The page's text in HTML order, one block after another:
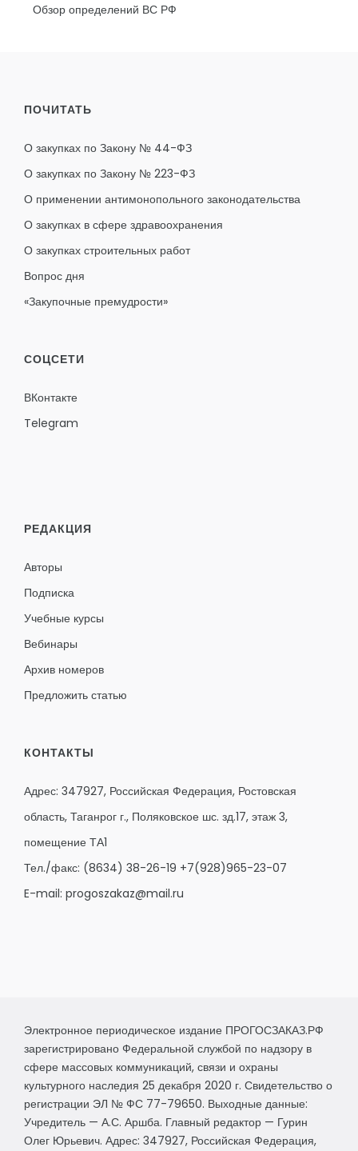
Обзор определений ВС РФ
ПОЧИТАТЬ
О закупках по Закону № 44-ФЗ
О закупках по Закону № 223-ФЗ
О применении антимонопольного законодательства
О закупках в сфере здравоохранения
О закупках строительных работ
Вопрос дня
«Закупочные премудрости»
СОЦСЕТИ
ВКонтакте
Telegram
РЕДАКЦИЯ
Авторы
Подписка
Учебные курсы
Вебинары
Архив номеров
Предложить статью
КОНТАКТЫ
Адрес: 347927, Российская Федерация, Ростовская
область, Таганрог г., Поляковское шс. зд.17, этаж 3,
помещение ТА1
Тел./факс: (8634) 38-26-19 +7(928)965-23-07
E-mail: progoszakaz@mail.ru
Электронное периодическое издание ПРОГОСЗАКАЗ.РФ
зарегистрировано Федеральной службой по надзору в
сфере массовых коммуникаций, связи и охраны
культурного наследия 25 декабря 2020 г. Свидетельство о
регистрации ЭЛ № ФС 77-79650. Выходные данные:
Учредитель — А.С. Аршба. Главный редактор — Гурин
Олег Юрьевич. Адрес: 347927, Российская Федерация,